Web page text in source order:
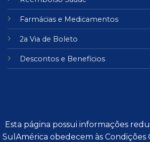
Farmáciase Medicamentos
2a Via de Boleto
Descontos e Benefícios
Esta página possui informações
SulAmérica obedecem às Condições